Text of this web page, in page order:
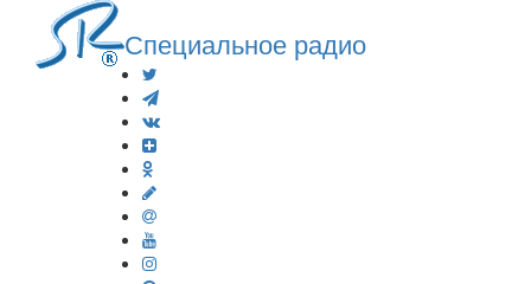
Специальное радио